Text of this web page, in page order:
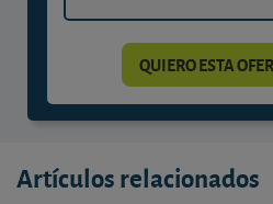
QUIERO ESTA
Artículos relacionados